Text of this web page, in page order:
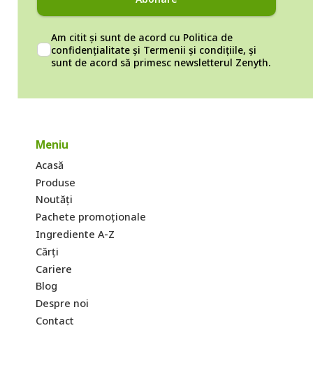
Am citit și sunt de acord cu Politica de
confidențialitate și Termenii și condițiile, și
sunt de acord să primesc newsletterul Zenyth.
Meniu
Acasă
Produse
Noutăți
Pachete promoționale
Ingrediente A-Z
Cărți
Cariere
Blog
Despre noi
Contact